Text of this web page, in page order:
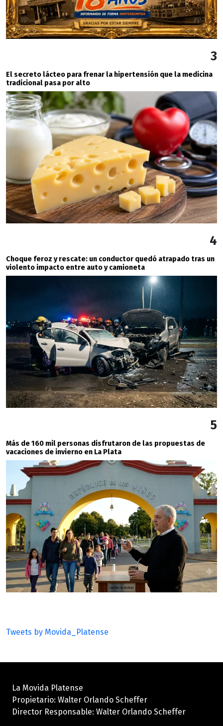
3
El secreto lácteo para frenar la hipertensión que la medicina
tradicional pasa por alto
4
Choque feroz y rescate: un conductor quedó atrapado tras un
violento impacto entre auto y camioneta
5
Más de 160 mil personas disfrutaron de las propuestas de
vacaciones de invierno en La Plata
Tweets by Movida_Platense
La Movida Platense
Propietario: Walter Orlando Scheffer
Director Responsable: Walter Orlando Scheffer